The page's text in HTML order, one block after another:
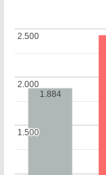
1.500
1.500
2.000
2.000
2.500
2.500
1.884